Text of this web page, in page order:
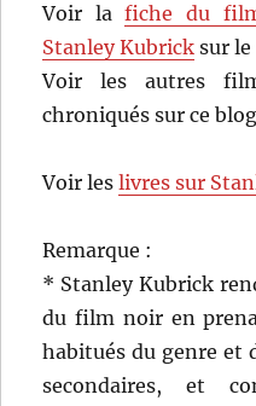
Voir lafiche du
Stanley Kubrick sur
Voir les autres
chroniqués sur ce
Voir leslivres sur
Remarque :
* Stanley Kubrick
du film noir en
habitués du genre et
secondaires, et